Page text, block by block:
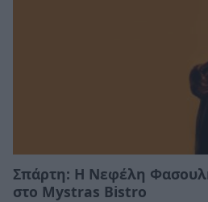
Σπάρτη: Η Νεφέλη
στο Mystras Bistro